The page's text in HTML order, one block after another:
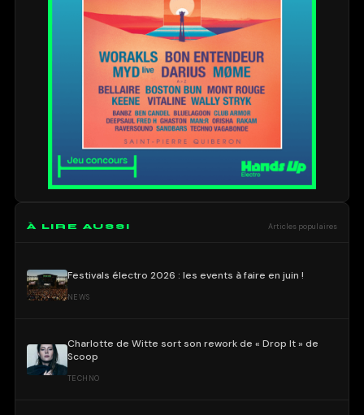
À LIRE AUSSI Articles populaires
Festivals électro 2026 : les events à faire en juin !
NEWS
Charlotte de Witte sort son rework de « Drop It » de
Scoop
TECHNO